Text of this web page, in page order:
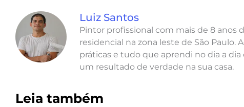
Luiz Santos
Pintor profissional com mais de 8 anos
residencial na zona leste de São Paulo.
práticas e tudo que aprendi no dia a dia
um resultado de verdade na sua casa.
Leia também